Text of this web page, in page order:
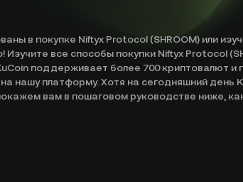
в покупке Niftyx Protocol (SHROOM) или
Изучите все способы покупки Niftyx Protocol
поддерживает более 700 криптовалют и
нашу платформу. Хотя на сегодняшний день
вам в пошаговом руководстве ниже,